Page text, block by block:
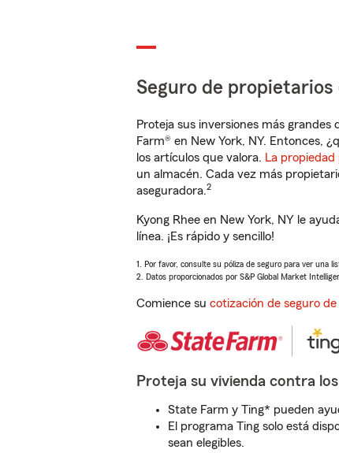
Seguro de propietarios
Proteja sus inversiones más grandes
Farm® en New York, NY. Entonces,
los artículos que valora. La propiedad
un almacén. Cada vez más
aseguradora.2
Kyong Rhee en New York, NY le
línea. ¡Es rápido y sencillo!
1. Por favor, consulte su póliza de seguro para ver una
2. Datos proporcionados por S&P Global Market
Comience su cotización de seguro
Proteja su vivienda contra
State Farm y Ting* pueden
El programa Ting solo está
sean elegibles.